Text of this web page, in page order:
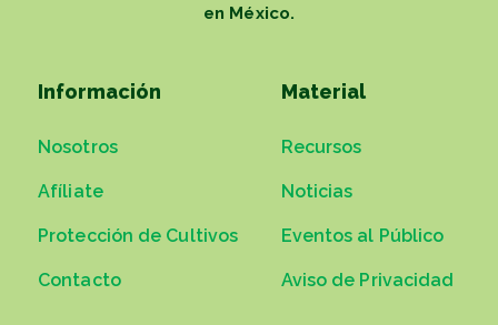
en México.
Información
Nosotros
Afíliate
Protección de Cultivos
Contacto
Material
Recursos
Noticias
Eventos al Público
Aviso de Privacidad